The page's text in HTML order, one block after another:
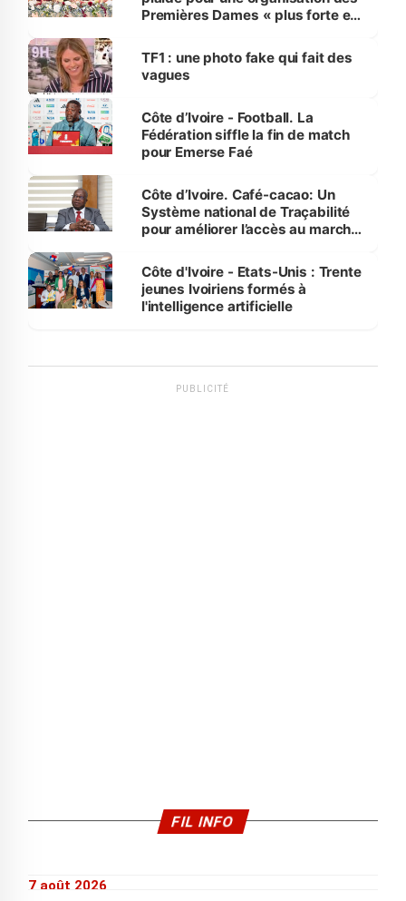
Premières Dames « plus forte et
sur la scène internationale »
TF1 : une photo fake qui fait des
vagues
Côte d’Ivoire - Football. La
Fédération siffle la fin de match
pour Emerse Faé
Côte d’Ivoire. Café-cacao: Un
Système national de Traçabilité
pour améliorer l’accès au marché
Côte d'Ivoire - Etats-Unis : Trente
jeunes Ivoiriens formés à
l'intelligence artificielle
PUBLICITÉ
FIL INFO
7 août 2026